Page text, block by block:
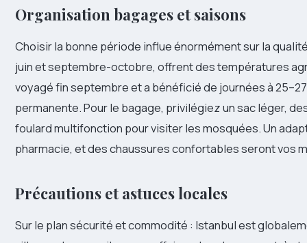
Organisation bagages et saisons
Choisir la bonne période influe énormément sur la
juin et septembre-octobre, offrent des températures
voyagé fin septembre et a bénéficié de journées à
permanente. Pour le bagage, privilégiez un sac léger,
foulard multifonction pour visiter les mosquées. Un
pharmacie, et des chaussures confortables seront vos
Précautions et astuces locales
Sur le plan sécurité et commodité : Istanbul est